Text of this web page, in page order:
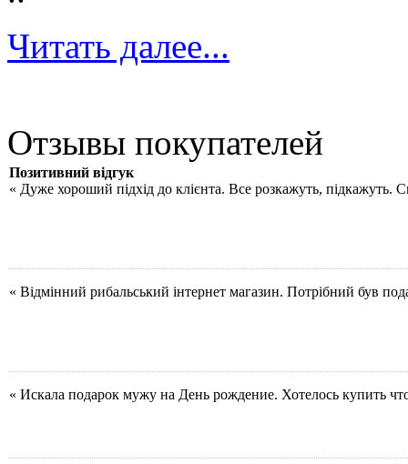
Читать далее...
Отзывы покупателей
Позитивний відгук
« Дуже хороший підхід до клієнта. Все розкажуть, підкажуть.
« Відмінний рибальський інтернет магазин. Потрібний був
« Искала подарок мужу на День рождение. Хотелось купить